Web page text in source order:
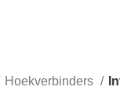
Hoekverbinders